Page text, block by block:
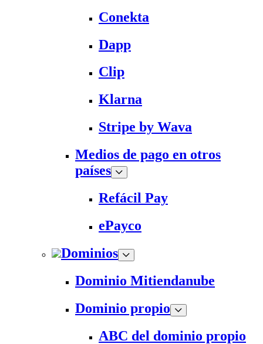
Conekta
Dapp
Clip
Klarna
Stripe by Wava
Medios de pago en otros
países
Refácil Pay
ePayco
Dominios
Dominio Mitiendanube
Dominio propio
ABC del dominio propio